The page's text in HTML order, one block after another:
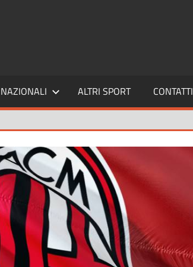
NAZIONALI ALTRI SPORT CONTATTI